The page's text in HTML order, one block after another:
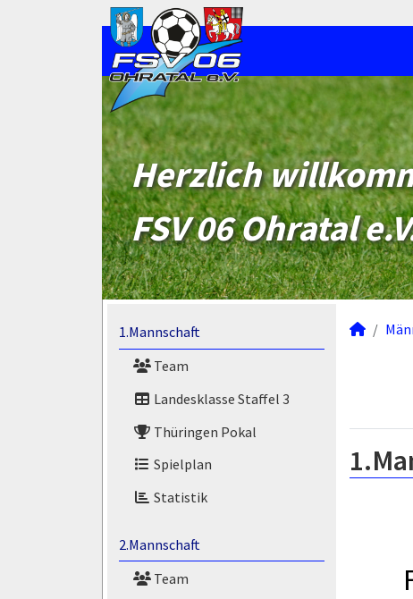
Herzlich
FSV 06 Ohratal
1.Mannschaft
Team
Landesklasse Staffel 3
Thüringen Pokal
Spielplan
Statistik
2.Mannschaft
Team